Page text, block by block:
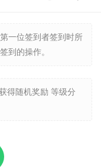
一位签到者签到时所
到的操作。
得随机奖励 等级分